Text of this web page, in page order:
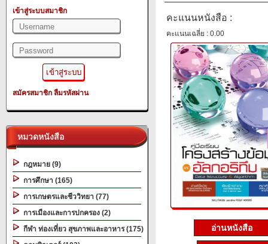
เข้าสู่ระบบสมาชิก
สมัครสมาชิก ลืมรหัสผ่าน
หมวดหนังสือ
กฎหมาย (9)
การศึกษา (165)
การเกษตรและชีววิทยา (77)
การเมืองและการปกครอง (2)
กีฬา ท่องเที่ยว สุขภาพและอาหาร (175)
คะแนนหนังสือ :
คะแนนเฉลี่ย : 0.00
อ่านหนังสือ